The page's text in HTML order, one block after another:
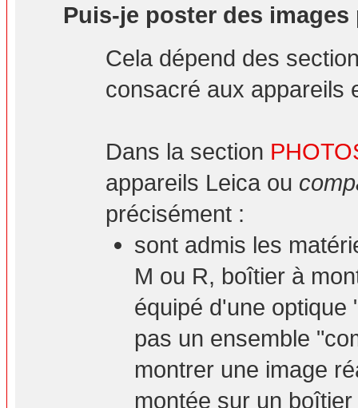
Puis-je poster des
Cela dépend des
consacré aux appareils
Dans la section
appareils Leica ou
précisément :
sont admis les
M ou R, boîtier à
équipé d'une optique
pas un ensemble
montrer une image
montée sur un